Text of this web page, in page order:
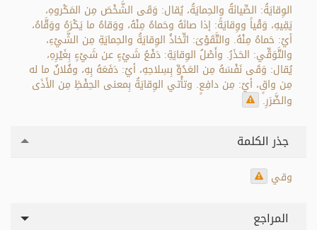
الوِقايَةُ: الصِّيانَةُ والحِمايَةُ، يُقال: وَقَى الشَّخْصَ مِن المَكْروهِ،
يَقِيهِ، وَقْياً ووِقايَةً: إذا صانَهُ وحَماهُ مِنْهُ، ووَقاهُ ما يَكْرَهُ ووَقَّاهُ،
أيْ: حَماهُ مِنْهُ. والتَّقَوْىَ: اتِّخاذُ الوِقايَةُ والحِمايَةِ مِن الشَّيْءِ،
والتَّوَقِّي: الحَذَرُ. وأَصْلُ الوِقايَةِ: دَفْعُ شَيْءٍ عن شَيْءٍ بِغَيْرِهِ،
يُقال: وَقَى نَفْسَهُ مِن العَدُوِّ بِسِلاحِهِ، أيْ: دَفَعَهُ بِهِ، وفُلانٌ ما له
مِن واقٍ، أيْ: مِن دافِعٍ. وتأْتي الوِقايَةُ بِمعنى الحِفْظِ مِن الأَذَى
والضَّرَرِ.
جذر الكلمة
وقي
المراجع